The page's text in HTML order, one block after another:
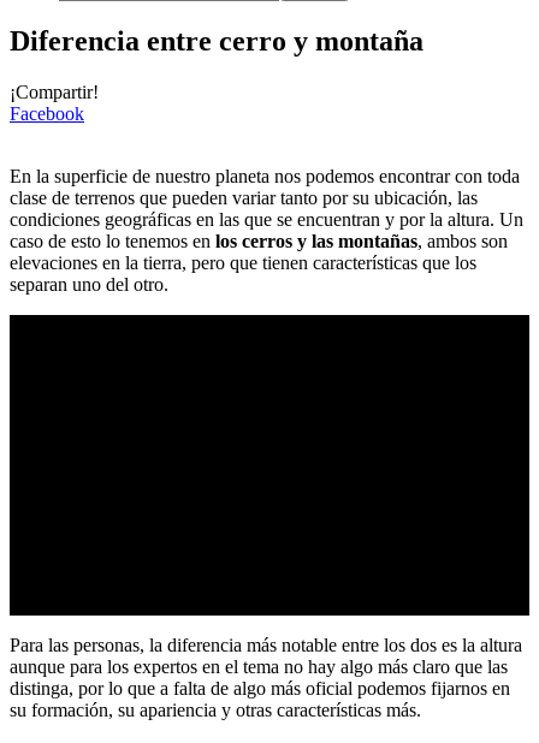
Diferencia entre cerro y montaña
¡Compartir!
Facebook
En la superficie de nuestro planeta nos podemos encontrar con toda
clase de terrenos que pueden variar tanto por su ubicación, las
condiciones geográficas en las que se encuentran y por la altura. Un
caso de esto lo tenemos en los cerros y las montañas, ambos son
elevaciones en la tierra, pero que tienen características que los
separan uno del otro.
Para las personas, la diferencia más notable entre los dos es la altura
aunque para los expertos en el tema no hay algo más claro que las
distinga, por lo que a falta de algo más oficial podemos fijarnos en
su formación, su apariencia y otras características más.